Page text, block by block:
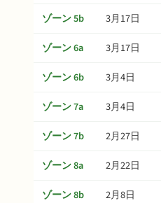
ゾーン 5b
3月17日
ゾーン 6a
3月17日
ゾーン 6b
3月4日
ゾーン 7a
3月4日
ゾーン 7b
2月27日
ゾーン 8a
2月22日
ゾーン 8b
2月8日